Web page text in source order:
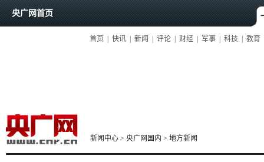
央广网首页
首页 快讯 新闻 评论 财经 军事 科技 教育
新闻中心 > 央广网国内 > 地方新闻